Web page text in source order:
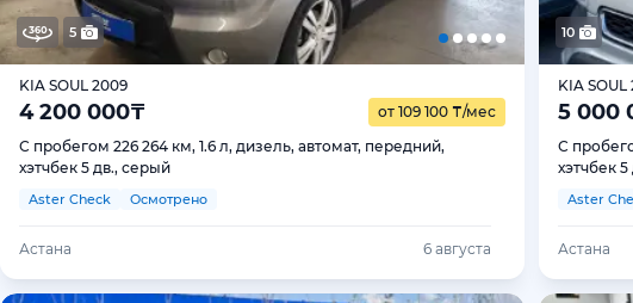
5
KIA SOUL 2009
4 200 000₸ от 109 100 ₸/мес
С пробегом 226 264 км, 1.6 л, дизель, автомат, передний,
хэтчбек 5 дв., серый
Aster Check Осмотрено
Астана 6 августа
10
KIA SOUL
5 000
С
хэтчбек
Aster
Астана